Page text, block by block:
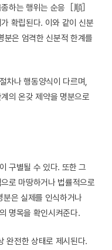
하는 행위는 순응［順］
확립된다. 이와 같이 신분
분은 엄격한 신분적 한계를
차나 행동양식이 다르며,
의 온갖 제약을 명분으로
구별될 수 있다. 또한 그
로 마땅하거나 법률적으로
은 실제를 인식하거나
명목을 확인시켜준다.
완전한 상태로 제시된다.